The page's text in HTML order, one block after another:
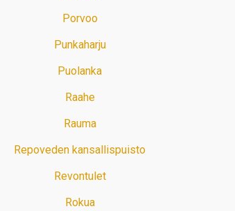
Porvoo
Punkaharju
Puolanka
Raahe
Rauma
Repoveden kansallispuisto
Revontulet
Rokua